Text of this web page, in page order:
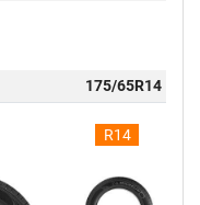
175/65R14
R14